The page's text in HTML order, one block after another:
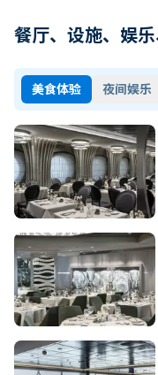
餐厅、设施、娱
美食体验 夜间娱乐